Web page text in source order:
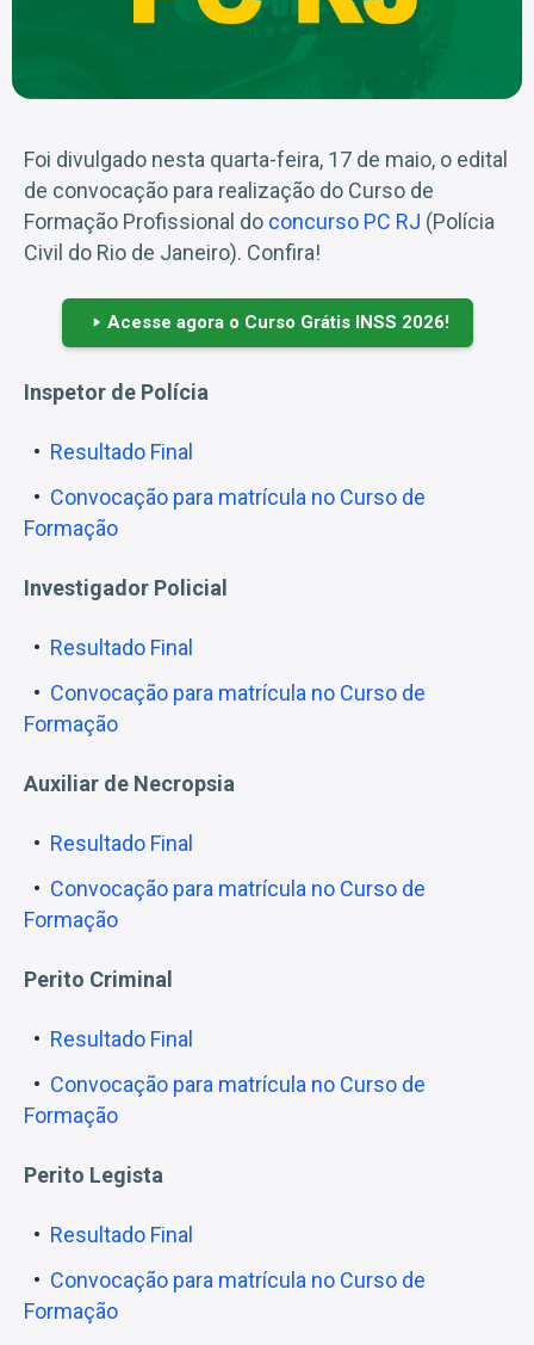
Foi divulgado nesta quarta-feira, 17 de maio, o edital
de convocação para realização do Curso de
Formação Profissional do concurso PC RJ (Polícia
Civil do Rio de Janeiro). Confira!
Acesse agora o Curso Grátis INSS 2026!
Inspetor de Polícia
Resultado Final
Convocação para matrícula no Curso de
Formação
Investigador Policial
Resultado Final
Convocação para matrícula no Curso de
Formação
Auxiliar de Necropsia
Resultado Final
Convocação para matrícula no Curso de
Formação
Perito Criminal
Resultado Final
Convocação para matrícula no Curso de
Formação
Perito Legista
Resultado Final
Convocação para matrícula no Curso de
Formação